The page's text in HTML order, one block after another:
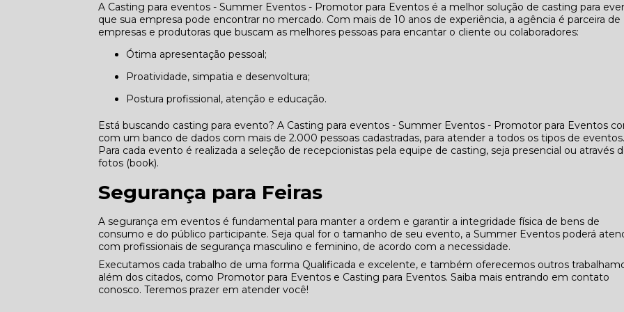
A Casting para eventos - Summer Eventos - Promotor para Eventos é a melhor solução de casting para
que sua empresa pode encontrar no mercado. Com mais de 10 anos de experiência, a agência é parceira de
empresas e produtoras que buscam as melhores pessoas para encantar o cliente ou colaboradores:
Ótima apresentação pessoal;
Proatividade, simpatia e desenvoltura;
Postura profissional, atenção e educação.
Está buscando casting para evento? A Casting para eventos - Summer Eventos - Promotor para Eventos
com um banco de dados com mais de 2.000 pessoas cadastradas, para atender a todos os tipos de eventos.
Para cada evento é realizada a seleção de recepcionistas pela equipe de casting, seja presencial ou através
fotos (book).
Segurança para Feiras
A segurança em eventos é fundamental para manter a ordem e garantir a integridade física de bens de
consumo e do público participante. Seja qual for o tamanho de seu evento, a Summer Eventos poderá
com profissionais de segurança masculino e feminino, de acordo com a necessidade.
Executamos cada trabalho de uma forma Qualificada e excelente, e também oferecemos outros
além dos citados, como Promotor para Eventos e Casting para Eventos. Saiba mais entrando em contato
conosco. Teremos prazer em atender você!